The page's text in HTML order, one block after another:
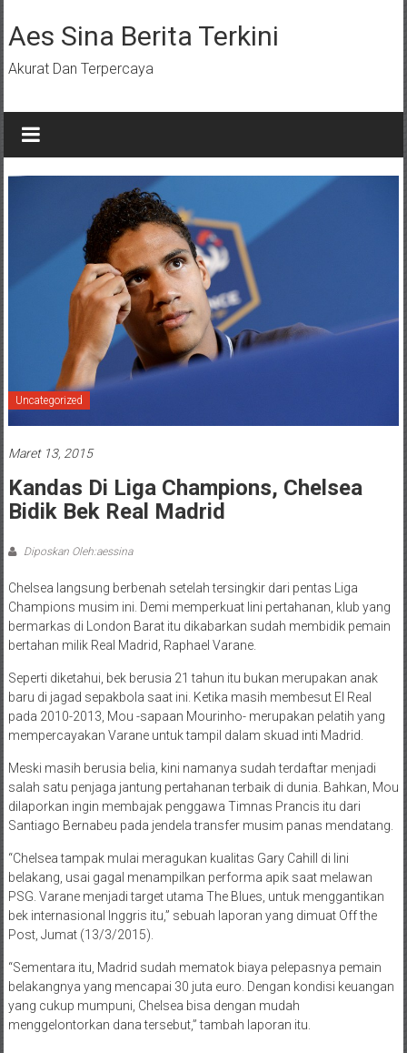
ke
konten
Aes Sina Berita Terkini
Akurat Dan Terpercaya
Uncategorized
Maret 13, 2015
Kandas Di Liga Champions, Chelsea
Bidik Bek Real Madrid
Diposkan Oleh:aessina
Chelsea langsung berbenah setelah tersingkir dari pentas Liga
Champions musim ini. Demi memperkuat lini pertahanan, klub yang
bermarkas di London Barat itu dikabarkan sudah membidik pemain
bertahan milik Real Madrid, Raphael Varane.
Seperti diketahui, bek berusia 21 tahun itu bukan merupakan anak
baru di jagad sepakbola saat ini. Ketika masih membesut El Real
pada 2010-2013, Mou -sapaan Mourinho- merupakan pelatih yang
mempercayakan Varane untuk tampil dalam skuad inti Madrid.
Meski masih berusia belia, kini namanya sudah terdaftar menjadi
salah satu penjaga jantung pertahanan terbaik di dunia. Bahkan, Mou
dilaporkan ingin membajak penggawa Timnas Prancis itu dari
Santiago Bernabeu pada jendela transfer musim panas mendatang.
“Chelsea tampak mulai meragukan kualitas Gary Cahill di lini
belakang, usai gagal menampilkan performa apik saat melawan
PSG. Varane menjadi target utama The Blues, untuk menggantikan
bek internasional Inggris itu,” sebuah laporan yang dimuat Off the
Post, Jumat (13/3/2015).
“Sementara itu, Madrid sudah mematok biaya pelepasnya pemain
belakangnya yang mencapai 30 juta euro. Dengan kondisi keuangan
yang cukup mumpuni, Chelsea bisa dengan mudah
menggelontorkan dana tersebut,” tambah laporan itu.